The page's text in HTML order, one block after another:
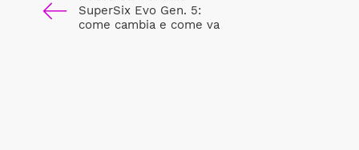
SuperSix Evo Gen. 5:
come cambia e come va